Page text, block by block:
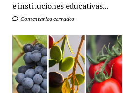
e instituciones educativas...
Comentarios cerrados